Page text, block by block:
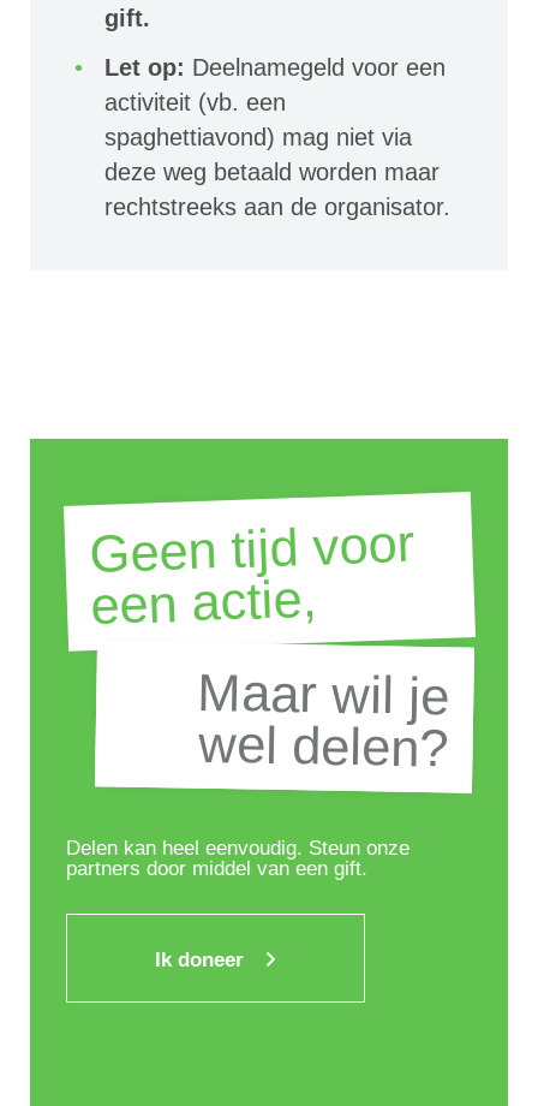
gift.
Let op: Deelnamegeld voor een
activiteit (vb. een
spaghettiavond) mag niet via
deze weg betaald worden maar
rechtstreeks aan de organisator.
Geen tijd voor
een actie,
Maar wil je
wel delen?
Maar wil je
wel delen?
Delen kan heel eenvoudig. Steun onze
partners door middel van een gift.
Ik doneer